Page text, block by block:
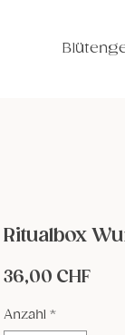
Ritualbox
36,00 CHFPreis
Anzahl *